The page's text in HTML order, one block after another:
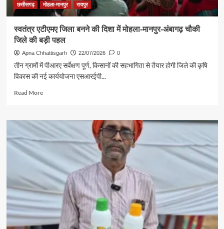
छत्तीसगढ़ मोहला-मानपुर रायपुर
स्वतंत्र एटीएमए जिला बनने की दिशा में मोहला-मानपुर-अंबागढ़ चौकी
जिले की बड़ी पहल
Apna Chhattisgarh 22/07/2026 0
तीन ग्रामों में पीआरए सर्वेक्षण पूर्ण, किसानों की सहभागिता से तैयार होगी जिले की कृषि
विकास की नई कार्ययोजना एसआरईपी...
Read MoreRead
स्वतंत्र
एटीएमए
जिला
की
दिशा
में
मोहला-
मानपुर-
अंबागढ़
चौकी
जिले